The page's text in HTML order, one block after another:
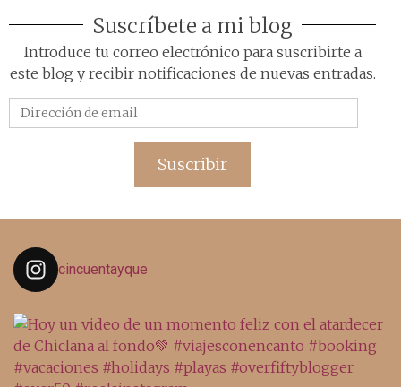
Suscríbete a mi blog
Introduce tu correo electrónico para suscribirte a
este blog y recibir notificaciones de nuevas entradas.
de
Suscribir
cincuentayque